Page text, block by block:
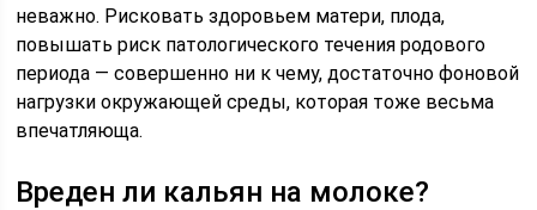
неважно. Рисковать здоровьем матери, плода,
повышать риск патологического течения родового
периода — совершенно ни к чему, достаточно фоновой
нагрузки окружающей среды, которая тоже весьма
впечатляюща.
Вреден ли кальян на молоке?